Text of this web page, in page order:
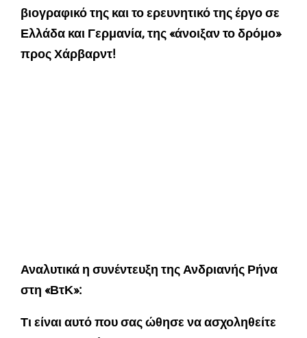
βιογραφικό της και το ερευνητικό της έργο σε
Ελλάδα και Γερμανία, της «άνοιξαν το δρόμο»
προς Χάρβαρντ!
Αναλυτικά η συνέντευξη της Ανδριανής Ρήνα
στη «ΒτΚ»:
Τι είναι αυτό που σας ώθησε να ασχοληθείτε